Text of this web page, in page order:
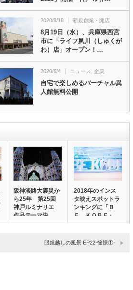
2020/8/18 新規創業・開店
8月19日（水）、兵庫県西宮
市に「ライフ夙川（しゅくが
わ）店」オープン！…
2020/6/4 ニュース 企業
自宅で楽しめるバーチャル異
人館無料公開
阪神淡路大震災か
ら25年 第25回
神戸ルミナリエ
作品テーマ決…
2018年のインス
タ映えスポットラ
ンキングに「Ｂ
Ｅ ＫＯＢＥ」
モ…
眼鏡越しの風景 EP22-憧憬①-